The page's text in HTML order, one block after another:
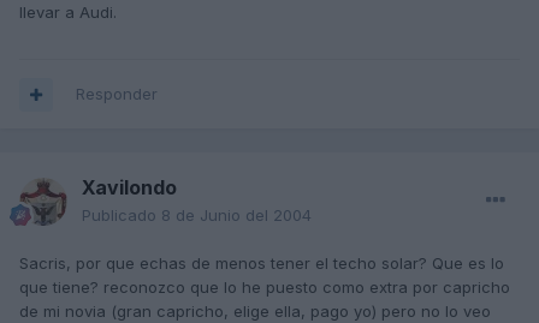
llevar a Audi.
Responder
Xavilondo
Publicado 8 de Junio del 2004
Sacris, por que echas de menos tener el techo solar? Que es lo
que tiene? reconozco que lo he puesto como extra por capricho
de mi novia (gran capricho, elige ella, pago yo) pero no lo veo